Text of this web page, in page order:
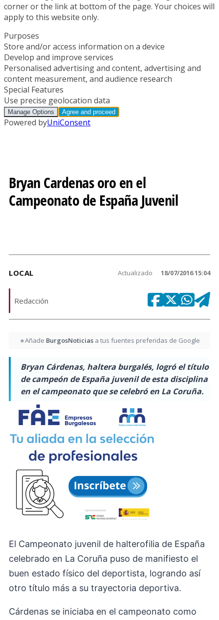
Bryan Cardenas oro en el
Campeonato de España Juvenil
LOCAL Actualizado 18/07/2016 15:04
Redacción
★Añade BurgosNoticiasa tus fuentes preferidas de Google
Bryan Cárdenas, haltera burgalés, logró el título
de campeón de España juvenil de esta disciplina
en el campeonato que se celebró en La Coruña.
El Campeonato juvenil de halterofilia de España
celebrado en La Coruña puso de manifiesto el
buen estado físico del deportista, logrando así
otro título más a su trayectoria deportiva.
Cárdenas se iniciaba en el campeonato como